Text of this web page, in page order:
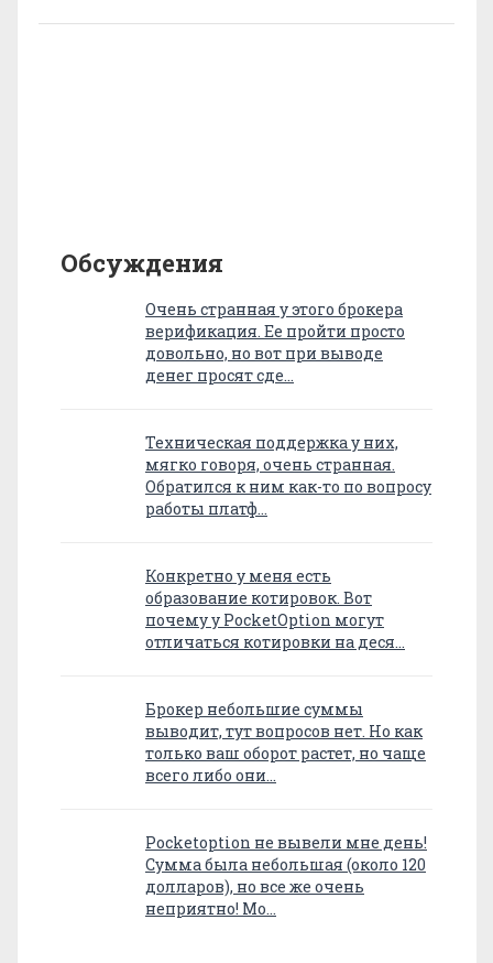
Обсуждения
Очень странная у этого брокера
верификация. Ее пройти просто
довольно, но вот при выводе
денег просят сде…
Техническая поддержка у них,
мягко говоря, очень странная.
Обратился к ним как-то по вопросу
работы платф…
Конкретно у меня есть
образование котировок. Вот
почему у PocketOption могут
отличаться котировки на деся…
Брокер небольшие суммы
выводит, тут вопросов нет. Но как
только ваш оборот растет, но чаще
всего либо они…
Pocketoption не вывели мне день!
Сумма была небольшая (около 120
долларов), но все же очень
неприятно! Мо…